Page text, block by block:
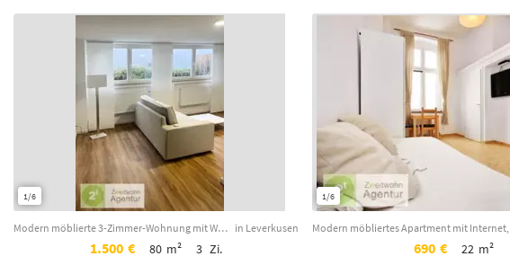
1/6
Modern möblierte 3-Zimmer-Wohnung mit WLAN, Leverkusen-Opladen, Adalbert-Stifter... in Leverkusen
1.500 € 80 m² 3 Zi.
1/6
690 € 22 m²